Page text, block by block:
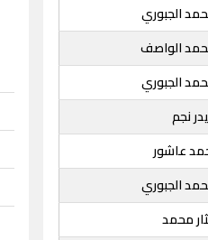
الجبوري
الواصف
الجبوري
نجم
عاشور
الجبوري
محمد